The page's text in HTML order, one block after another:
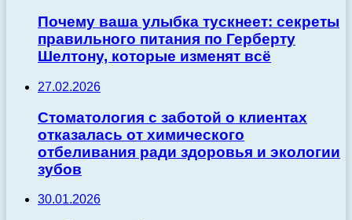
Почему ваша улыбка тускнеет: секреты
правильного питания по Герберту
Шелтону, которые изменят всё
27.02.2026
Стоматология с заботой о клиентах
отказалась от химического
отбеливания ради здоровья и экологии
зубов
30.01.2026